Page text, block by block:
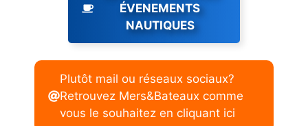
ÉVENEMENTS
NAUTIQUES
Plutôt mail ou réseaux sociaux?
Retrouvez Mers&Bateaux comme
vous le souhaitez en cliquant ici